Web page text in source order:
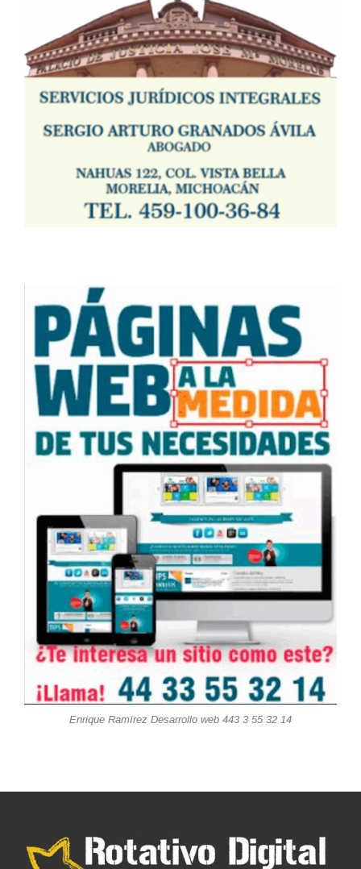
Enrique Ramírez Desarrollo web 443 3 55 32 14